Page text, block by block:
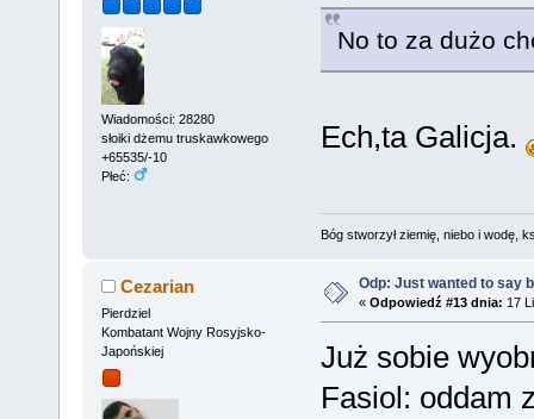
Wiadomości: 28280
słoiki dżemu truskawkowego
+65535/-10
Płeć:
No to za dużo
Ech,ta Galicja.
Bóg stworzył ziemię, niebo i wodę,
Cezarian
Pierdziel
Kombatant Wojny Rosyjsko-
Japońskiej
Odp: Just wanted to say
« Odpowiedź #13 dnia: 17
Już sobie
Fasiol: oddam